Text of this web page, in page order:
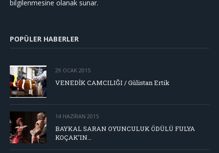
bilgilenmesine olanak sunar.
POPÜLER HABERLER
29 OCAK 2015
VENEDİK CAMCILIĞI / Gülistan Ertik
14 HAZIRAN 2015
BAYKAL SARAN OYUNCULUK ÖDÜLÜ FULYA
KOÇAK’IN…